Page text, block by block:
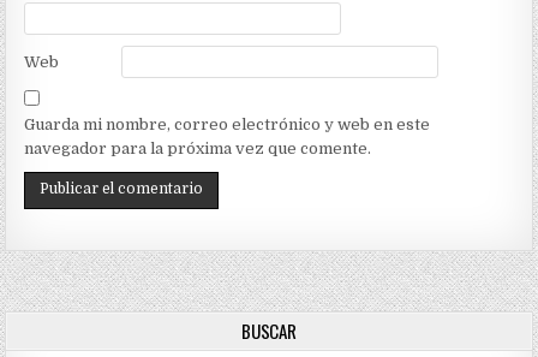
Web
Guarda mi nombre, correo electrónico y web en este
navegador para la próxima vez que comente.
BUSCAR